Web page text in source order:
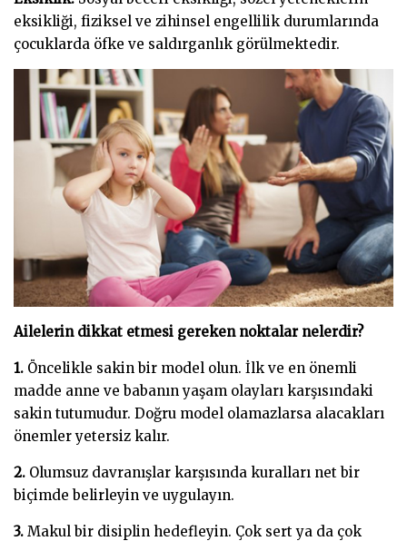
eksikliği, fiziksel ve zihinsel engellilik durumlarında
çocuklarda öfke ve saldırganlık görülmektedir.
Ailelerin dikkat etmesi gereken noktalar nelerdir?
1. Öncelikle sakin bir model olun. İlk ve en önemli
madde anne ve babanın yaşam olayları karşısındaki
sakin tutumudur. Doğru model olamazlarsa alacakları
önemler yetersiz kalır.
2. Olumsuz davranışlar karşısında kuralları net bir
biçimde belirleyin ve uygulayın.
3. Makul bir disiplin hedefleyin. Çok sert ya da çok